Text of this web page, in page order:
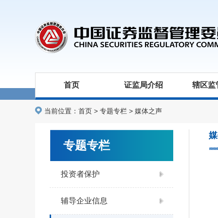
首页 证监局介绍 辖区监
当前位置： 首页 > 专题专栏 > 媒体之声
专题专栏
投资者保护
辅导企业信息